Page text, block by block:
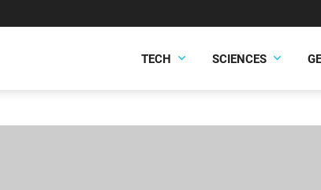
TECH SCIENCES